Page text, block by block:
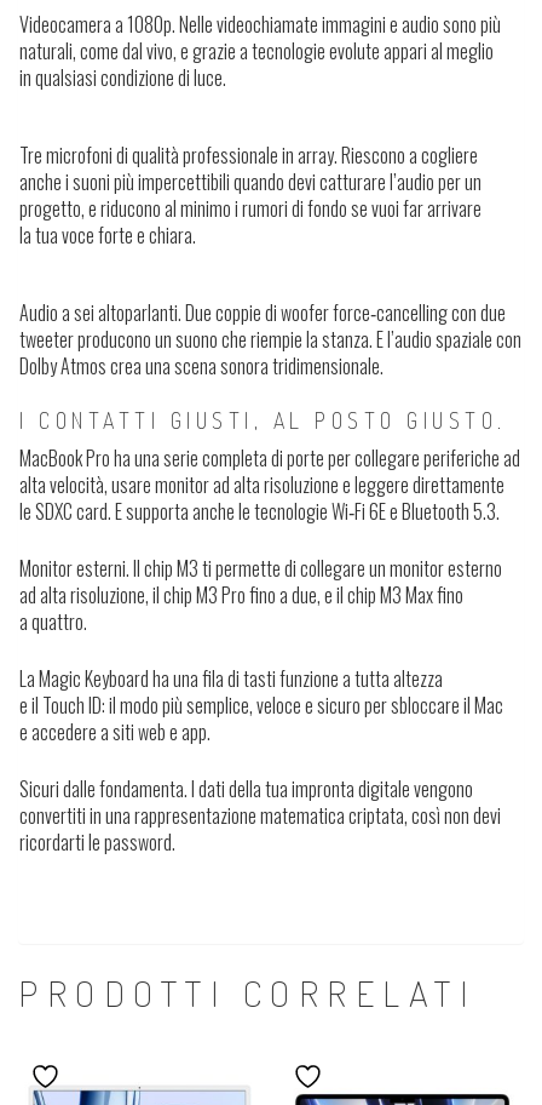
Videocamera a 1080p.Nelle videochiamate immagini e audio sono più
naturali, come dal vivo, e grazie a tecnologie evolute appari al meglio
in qualsiasi condizione di luce.
Tre microfoni di qualità professionale in array.Riescono a cogliere
anche i suoni più impercettibili quando devi catturare l’audio per un
progetto, e riducono al minimo i rumori di fondo se vuoi far arrivare
la tua voce forte e chiara.
Audio a sei altoparlanti.Due coppie di woofer force‑cancelling con due
tweeter producono un suono che riempie la stanza. E l’audio spaziale con
Dolby Atmos crea una scena sonora tridimensionale.
I CONTATTI GIUSTI, AL POSTO GIUSTO.
MacBook Pro ha unaserie completa di porteper collegare periferiche ad
alta velocità, usare monitor ad alta risoluzione e leggere direttamente
le SDXC card. E supporta anche le tecnologie Wi‑Fi 6E e Bluetooth 5.3.
Monitor esterni.Il chip M3 ti permette di collegare un monitor esterno
ad alta risoluzione, il chip M3 Pro fino a due, e il chip M3 Max fino
a quattro.
La Magic Keyboard ha una fila di tasti funzione a tutta altezza
e il Touch ID: il modo più semplice, veloce e sicuro per sbloccare il Mac
e accedere a siti web e app.
Sicuri dalle fondamenta.I dati della tua impronta digitale vengono
convertiti in una rappresentazione matematica criptata, così non devi
ricordarti le password.
PRODOTTI CORRELATI